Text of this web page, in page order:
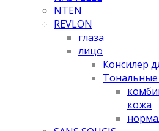
NTEN
REVLON
глаза
лицо
Консилер
Тональные
кожа